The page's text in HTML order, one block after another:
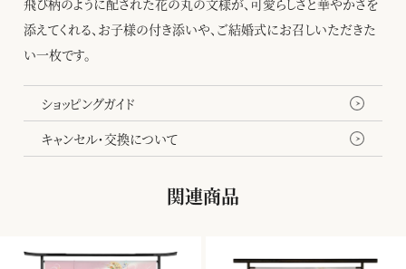
飛び柄のように配された花の丸の文様が、可愛らしさと華やかさを
添えてくれる、お子様の付き添いや、ご結婚式にお召しいただきた
い一枚です。
ショッピングガイド
キャンセル・交換について
関連商品